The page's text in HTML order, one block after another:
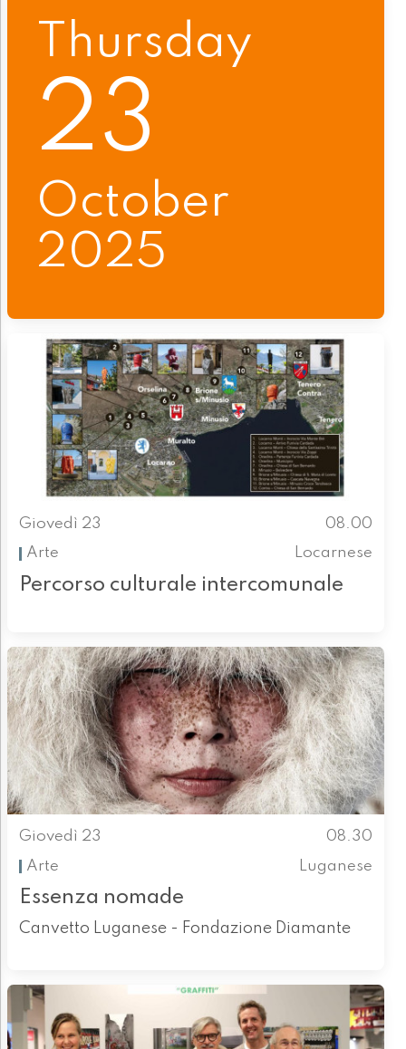
Thursday
23
October
2025
Giovedì 23
08.00
Arte
Locarnese
Percorso culturale intercomunale
Giovedì 23
08.30
Arte
Luganese
Essenza nomade
Canvetto Luganese - Fondazione Diamante